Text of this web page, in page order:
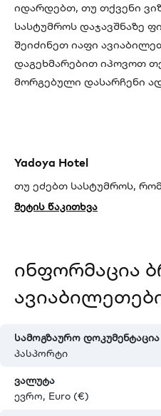
იდარდებთ, თუ თქვენი
სასტუმროს დაჯავშნაზე
შეიძინეთ იაფი
დაგეხმარებით იპოვოთ
მორგებული დასარჩენი
Yadoya Hotel
მეტის წაკითხვა
ინფორმაცია
სამოგზაურო დოკუმენტაცია
პასპორტი
ვალუტა
ევრო, Euro (€)